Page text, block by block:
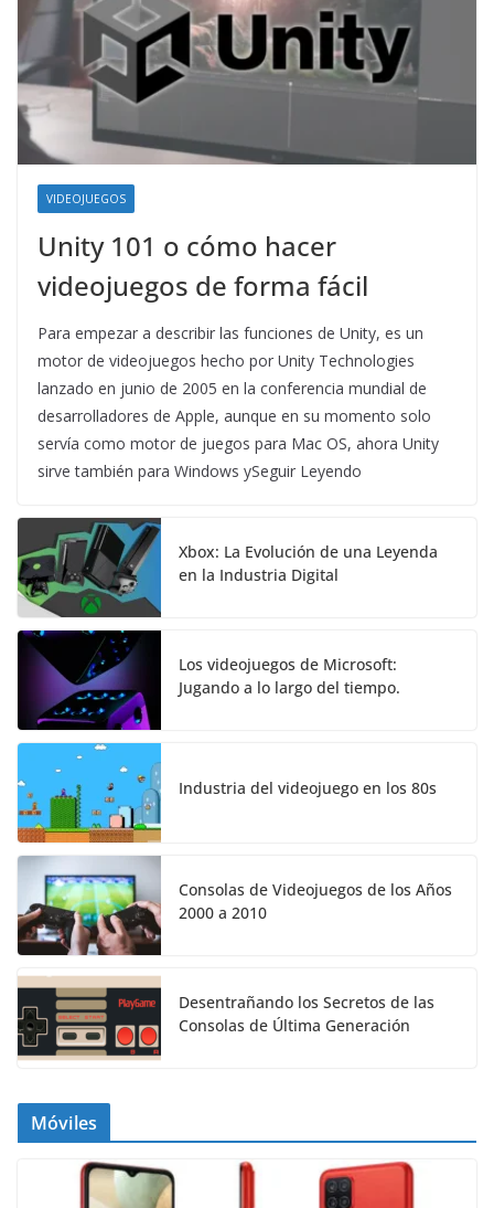
VIDEOJUEGOS
Unity 101 o cómo hacer
videojuegos de forma fácil
Para empezar a describir las funciones de Unity, es un
motor de videojuegos hecho por Unity Technologies
lanzado en junio de 2005 en la conferencia mundial de
desarrolladores de Apple, aunque en su momento solo
servía como motor de juegos para Mac OS, ahora Unity
sirve también para Windows ySeguir Leyendo
Xbox: La Evolución de una Leyenda
en la Industria Digital
Los videojuegos de Microsoft:
Jugando a lo largo del tiempo.
Industria del videojuego en los 80s
Consolas de Videojuegos de los Años
2000 a 2010
Desentrañando los Secretos de las
Consolas de Última Generación
Móviles